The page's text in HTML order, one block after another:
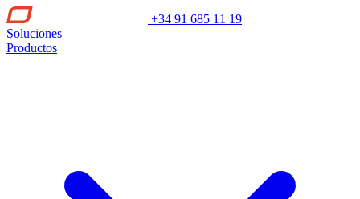
+34 91 685 11 19
Soluciones
Productos